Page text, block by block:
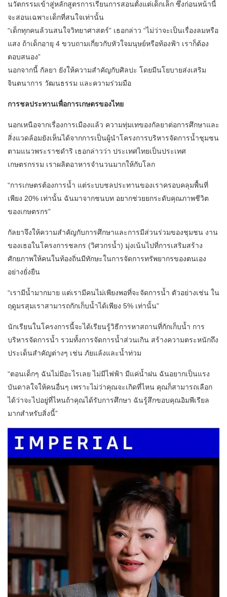
นวัตกรรมเข้าสู่หลักสูตรการเรียนการสอนตั้งแต่เด็กเล็ก ซึ่งก่อนหน้านี้
จะสอนเฉพาะเด็กที่สนใจเท่านั้น
“เด็กทุกคนล้วนสนใจวิทยาศาสตร์” เธอกล่าว “ไม่ว่าจะเป็นเรื่องลมหรือ
แสง ถ้าเด็กอายุ 4 ขวบถามเกี่ยวกับหัวใจมนุษย์หรือท้องฟ้า เราก็ต้อง
ตอบสนอง”
นอกจากนี้ กัลยา ยังให้ความสำคัญกับศิลปะ โดยมีนโยบายส่งเสริม
จินตนาการ วัฒนธรรม และความร่วมมือ
การชลประทานเพื่อการเกษตรของไทย
นอกเหนือจากเรื่องการเมืองแล้ว ความทุ่มเทของกัลยาต่อการศึกษาและ
สิ่งแวดล้อมยังเห็นได้จากการเป็นผู้นำโครงการบริหารจัดการน้ำชุมชน
ตามแนวพระราชดำริ เธอกล่าวว่า ประเทศไทยเป็นประเทศ
เกษตรกรรม เราผลิตอาหารจำนวนมากให้กับโลก
“การเกษตรต้องการน้ำ แต่ระบบชลประทานของเราครอบคลุมพื้นที่
เพียง 20% เท่านั้น ฉันมาจากชนบท อยากช่วยยกระดับคุณภาพชีวิต
ของเกษตรกร”
กัลยาจึงให้ความสำคัญกับการศึกษาและการมีส่วนร่วมของชุมชน งาน
ของเธอในโครงการชลกร (วิศวกรน้ำ) มุ่งเน้นไปที่การเสริมสร้าง
ศักยภาพให้คนในท้องถิ่นมีทักษะในการจัดการทรัพยากรของตนเอง
อย่างยั่งยืน
“เรามีน้ำมากมาย แต่เรามีคนไม่เพียงพอที่จะจัดการน้ำ ตัวอย่างเช่น ใน
ฤดูมรสุมเราสามารถกักเก็บน้ำได้เพียง 5% เท่านั้น”
นักเรียนในโครงการนี้จะได้เรียนรู้วิธีการหาสถานที่กักเก็บน้ำ การ
บริหารจัดการน้ำ รวมทั้งการจัดการน้ำส่วนเกิน สร้างความตระหนักถึง
ประเด็นสำคัญต่างๆ เช่น ภัยแล้งและน้ำท่วม
“ตอนเด็กๆ ฉันไม่มีอะไรเลย ไม่มีไฟฟ้า มีแค่น้ำฝน ฉันอยากเป็นแรง
บันดาลใจให้คนอื่นๆ เพราะไม่ว่าคุณจะเกิดที่ไหน คุณก็สามารถเลือก
ได้ว่าจะไปอยู่ที่ไหนถ้าคุณได้รับการศึกษา ฉันรู้สึกขอบคุณอิมพีเรียล
มากสำหรับสิ่งนี้”